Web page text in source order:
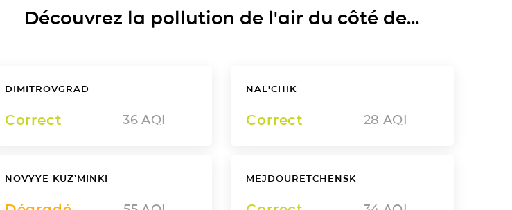
Découvrez la pollution de l'air du côté de...
DIMITROVGRAD
Correct 36 AQI
NAL'CHIK
Correct 28 AQI
NOVYYE KUZ’MINKI MEJDOURETCHENSK